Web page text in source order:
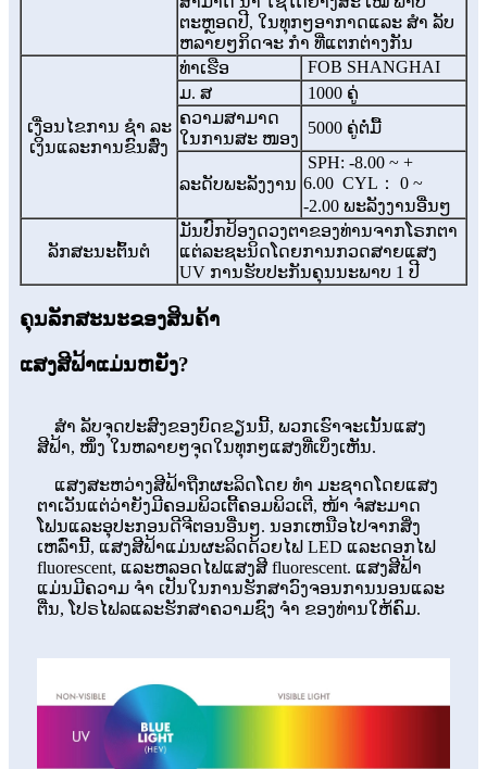
ຕະຫຼອດປີ, ໃນທຸກໆອາກາດແລະ ສຳ ລັບ
ຫລາຍໆກິດຈະ ກຳ ທີ່ແຕກຕ່າງກັນ
ເງື່ອນໄຂການ ຊຳ ລະ
ເງິນແລະການຂົນສົ່ງ
ທ່າເຮືອ
FOB SHANGHAI
ມ. ສ
1000 ຄູ່
ຄວາມສາມາດ
ໃນການສະ ໜອງ
5000 ຄູ່ຕໍ່ມື້
ລະດັບພະລັງງານ
SPH: -8.00 ~ +
6.00 CYL： 0 ~
-2.00 ພະລັງງານອື່ນໆ
ລັກສະນະຕົ້ນຕໍ
ມັນປົກປ້ອງດວງຕາຂອງທ່ານຈາກໂຣກຕາ
ແຕ່ລະຊະນິດໂດຍການກວດສາຍແສງ
UV ການຮັບປະກັນຄຸນນະພາບ 1 ປີ
ຄຸນລັກສະນະຂອງສິນຄ້າ
ແສງສີຟ້າແມ່ນຫຍັງ?
ສຳ ລັບຈຸດປະສົງຂອງບົດຂຽນນີ້, ພວກເຮົາຈະເນັ້ນແສງ
ສີຟ້າ, ໜຶ່ງ ໃນຫລາຍໆຈຸດໃນທຸກໆແສງທີ່ເບິ່ງເຫັນ.
ແສງສະຫວ່າງສີຟ້າຖືກຜະລິດໂດຍ ທຳ ມະຊາດໂດຍແສງ
ຕາເວັນແຕ່ວ່າຍັງມີຄອມພິວເຕີ້ຄອມພິວເຕີ, ໜ້າ ຈໍສະມາດ
ໂຟນແລະອຸປະກອນດີຈີຕອນອື່ນໆ. ນອກເຫນືອໄປຈາກສິ່ງ
ເຫລົ່ານີ້, ແສງສີຟ້າແມ່ນຜະລິດດ້ວຍໄຟ LED ແລະດອກໄຟ
fluorescent, ແລະຫລອດໄຟແສງສີ fluorescent. ແສງສີຟ້າ
ແມ່ນມີຄວາມ ຈຳ ເປັນໃນການຮັກສາວົງຈອນການນອນແລະ
ຕື່ນ, ໂປຣໄຟລແລະຮັກສາຄວາມຊົງ ຈຳ ຂອງທ່ານໃຫ້ຄົມ.